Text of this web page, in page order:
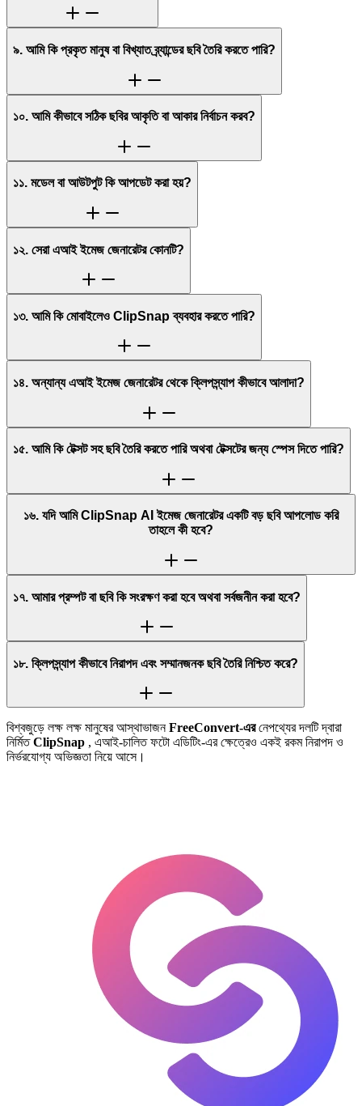
৯. আমি কি প্রকৃত মানুষ বা বিখ্যাত ব্র্যান্ডের ছবি তৈরি করতে পারি?
১০. আমি কীভাবে সঠিক ছবির আকৃতি বা আকার নির্বাচন করব?
১১. মডেল বা আউটপুট কি আপডেট করা হয়?
১২. সেরা এআই ইমেজ জেনারেটর কোনটি?
১৩. আমি কি মোবাইলেও ClipSnap ব্যবহার করতে পারি?
১৪. অন্যান্য এআই ইমেজ জেনারেটর থেকে ক্লিপস্ন্যাপ কীভাবে আলাদা?
১৫. আমি কি টেক্সট সহ ছবি তৈরি করতে পারি অথবা টেক্সটের জন্য স্পেস দিতে পারি?
১৬. যদি আমি ClipSnap AI ইমেজ জেনারেটর একটি বড় ছবি আপলোড করি
তাহলে কী হবে?
১৭. আমার প্রম্পট বা ছবি কি সংরক্ষণ করা হবে অথবা সর্বজনীন করা হবে?
১৮. ক্লিপস্ন্যাপ কীভাবে নিরাপদ এবং সম্মানজনক ছবি তৈরি নিশ্চিত করে?
বিশ্বজুড়ে লক্ষ লক্ষ মানুষের আস্থাভাজনFreeConvert-এরনেপথ্যের দলটি দ্বারা
নির্মিতClipSnap , এআই-চালিত ফটো এডিটিং-এর ক্ষেত্রেও একই রকম নিরাপদ ও
নির্ভরযোগ্য অভিজ্ঞতা নিয়ে আসে।